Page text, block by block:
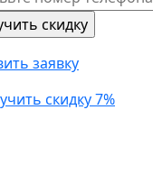
заявку
скидку 7%